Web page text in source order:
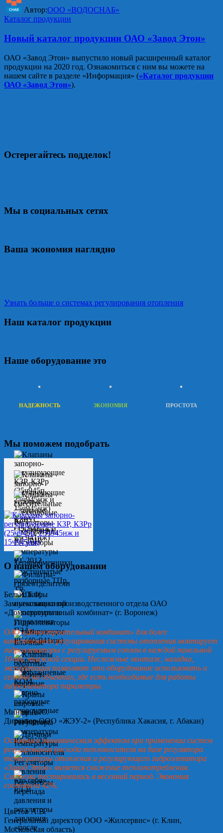
Автор:ООО «ВОДОСНАБ»
Каталог продукции
Новый каталог продукции ОАО «Завод Этон»
ОАО «Завод Этон» выпустило новый расширенный каталог
продукции на 2020 год. Ознакомиться с ним вы можете на
нашем сайте в разделе «Информация» («Каталог продукции
ОАО «Завод Этон»).
Остерегайтесь подделок!
Мы в социальных сетях
Ваша экономия наглядно
Узнать больше о системах регулирования отопления
Наш каталог продукции
Наше оборудование это
НАДЕЖНОСТЬ ЭКОНОМИЯ ПРОСТОТА
Мы поможем подобрать
О нашем оборудовании
Белых Т.Ф.
Замначальника производственного отдела ОАО
«Домостроительный комбинат» (г. Воронеж)
ОАО «Домостроительный комбинат» для более
качественного регулирования системы отопления монтирует
гидроэлеваторы с регулируемым соплом в каждой панельной
10-ти этажной секции. Несложные монтаж, наладка,
эксплуатация позволяют это оборудование использовать и
сегодня на объектах, где есть необходимые для работы
гидроэлеватора параметры.
Минин А.Ю.
Директор ООО «ЖЭУ-2» (Республика Хакасия, г. Абакан)
Основным экономическим эффектом при применении систем
регулирования расхода теплоносителя на базе регулятора
температуры отопления и регулирующего гидроэлеватора
«Завод Этон» является снижение теплопотребления.
Система тестировалась в весенний период. Экономия
составила 42%.
Цветов А.В.
Генеральный директор ООО «Жилсервис» (г. Клин,
Московская область)